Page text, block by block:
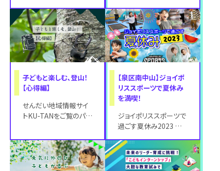
県内の海
開催されている「化石動
物園」をご紹
子どもと楽しむ、登山！
【心得編】
せんだい地域情報サイ
トKU-TANをご覧のパパ
ましたね。夏
【泉区南中山】ジョイポ
リススポーツで夏休み
を満喫！
ジョイポリススポーツで
過ごす夏休み2023 屋
テインメント施設
JOYPOLIS